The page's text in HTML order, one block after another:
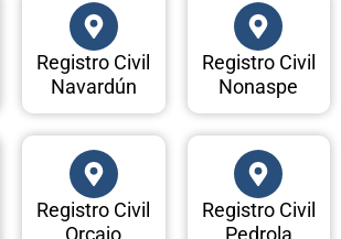
Registro Civil
Navardún
Registro Civil
Nonaspe
Registro Civil
Orcajo
Registro Civil
Pedrola